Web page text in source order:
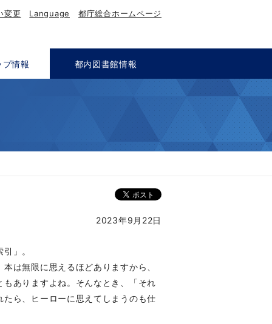
変更 Language 都庁総合ホームページ
プ情報 都内図書館情報
2023年9月22日
」。
は無限に思えるほどありますから、
ありますよね。そんなとき、「それ
ら、ヒーローに思えてしまうのも仕